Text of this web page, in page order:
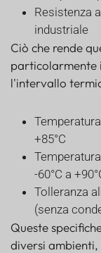
Resistenza
industriale
Ciò che rende
particolarmente
l'intervallo
+85°C
-60°C a
Tolleranza
(senza
Queste
diversi